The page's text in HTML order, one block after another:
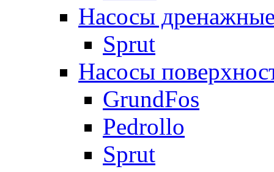
Насосы
Sprut
Насосы
GrundFos
Pedrollo
Sprut